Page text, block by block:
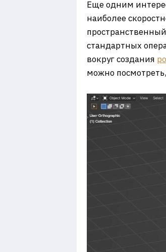
Еще одним
наиболее
стандартных
вокруг создания
можно